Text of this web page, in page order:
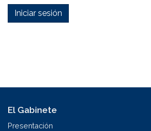
Iniciar sesión
El Gabinete
Presentación